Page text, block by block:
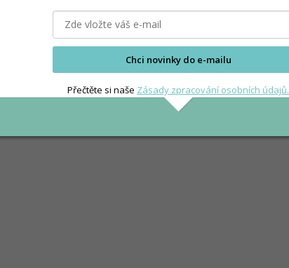
Chci novinky do e-mailu
Přečtěte si naše Zásady zpracování osobních údajů.